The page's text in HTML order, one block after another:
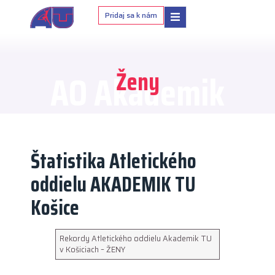
Pridaj sa k nám
Ženy
AO Akademik
Štatistika Atletického
oddielu AKADEMIK TU
Košice
Rekordy Atletického oddielu Akademik TU
v Košiciach – ŽENY